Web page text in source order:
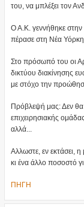
του, να μπλέξει τον
Ο Α.Κ. γεννήθηκε στην
πέρασε στη Νέα Υόρκη
Στο πρόσωπό του οι
δικτύου διακίνησης
με στόχο την
Πρόβλεψή μας: Δεν θα
επιχειρησιακής
αλλά...
Αλλωστε, εν εκτάσει, η
κι ένα άλλο ποσοστό
ΠΗΓΗ